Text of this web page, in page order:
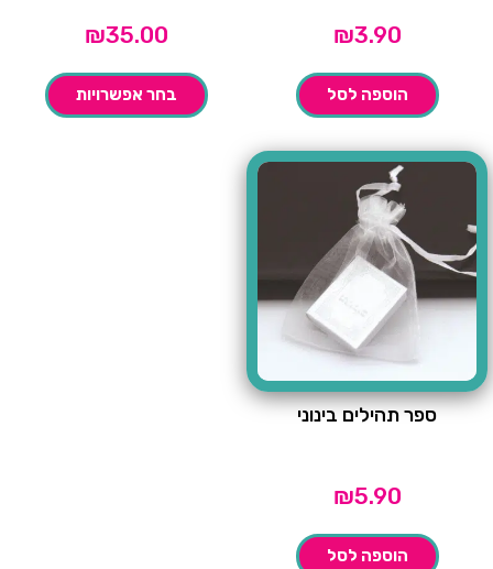
₪3.90
הוספה לסל
₪35.00
בחר אפשרויות
ספר תהילים בינוני
₪5.90
הוספה לסל